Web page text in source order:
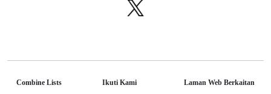
Combine Lists Ikuti Kami Laman Web Berkaitan